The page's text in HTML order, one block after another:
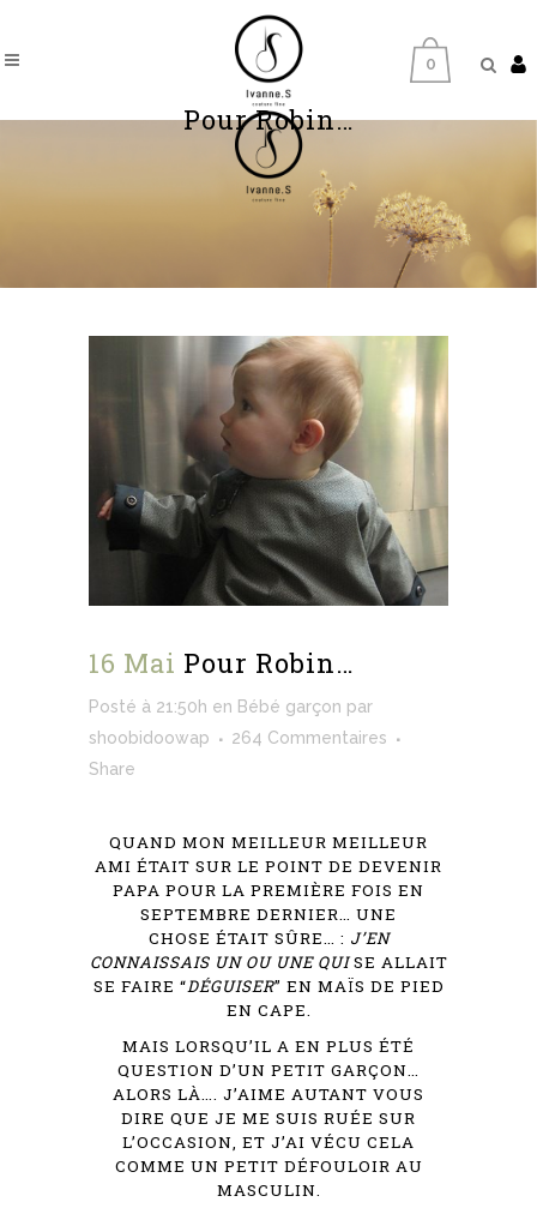
0
Pour Robin…
16 Mai Pour Robin…
Posté à 21:50h en Bébé garçon par
shoobidoowap
264 Commentaires
Share
QUAND MON MEILLEUR MEILLEUR
AMI ÉTAIT SUR LE POINT DE DEVENIR
PAPA POUR LA PREMIÈRE FOIS EN
SEPTEMBRE DERNIER… UNE
CHOSE ÉTAIT SÛRE… : J’EN
CONNAISSAIS UN OU UNE QUISE ALLAIT
SE FAIRE “DÉGUISER” EN MAÏS DE PIED
EN CAPE.
MAIS LORSQU’IL A EN PLUS ÉTÉ
QUESTION D’UN PETIT GARÇON…
ALORS LÀ…. J’AIME AUTANT VOUS
DIRE QUE JE ME SUIS RUÉE SUR
L’OCCASION, ET J’AI VÉCU CELA
COMME UN PETIT DÉFOULOIR AU
MASCULIN.